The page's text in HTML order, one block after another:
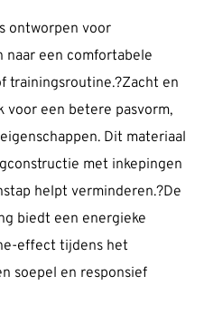
ontworpen voor
naar een comfortabele
trainingsroutine.?Zacht en
een betere pasvorm,
Dit materiaal
met inkepingen
helpt verminderen.?De
biedt een energieke
effect tijdens het
soepel en responsief